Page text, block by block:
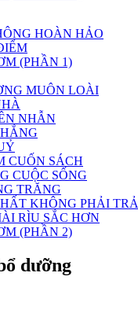
HOÀN HẢO
(PHẦN 1)
MUÔN LOÀI
NHẪN
CUỐN SÁCH
CUỘC SỐNG
TRĂNG
KHÔNG PHẢI TRẢ
RÌU SẮC HƠN
(PHẦN 2)
dưỡng